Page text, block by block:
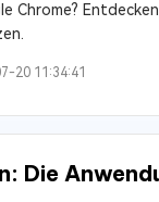
Chrome?
20 11:34:41
Die